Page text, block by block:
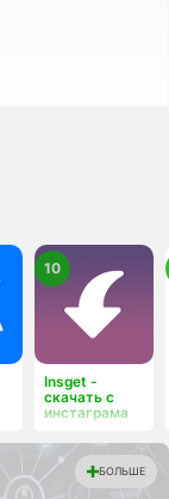
Insget -
скачать с
инстаграма
10
БОЛЬШЕ